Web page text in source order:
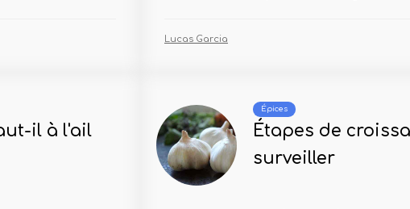
Lucas Garcia
il à l'ail
Épices
Étapes de
surveiller